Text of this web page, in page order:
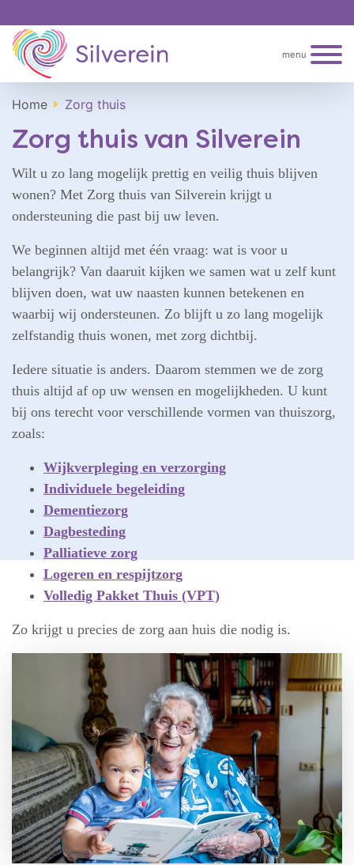
menu
Home Zorg thuis
Zorg thuis van Silverein
Wilt u zo lang mogelijk prettig en veilig thuis blijven
wonen? Met Zorg thuis van Silverein krijgt u
ondersteuning die past bij uw leven.
We beginnen altijd met één vraag: wat is voor u
belangrijk? Van daaruit kijken we samen wat u zelf kunt
blijven doen, wat uw naasten kunnen betekenen en
waarbij wij ondersteunen. Zo blijft u zo lang mogelijk
zelfstandig thuis wonen, met zorg dichtbij.
Iedere situatie is anders. Daarom stemmen we de zorg
thuis altijd af op uw wensen en mogelijkheden. U kunt
bij ons terecht voor verschillende vormen van thuiszorg,
zoals:
Wijkverpleging en verzorging
Individuele begeleiding
Dementiezorg
Dagbesteding
Palliatieve zorg
Logeren en respijtzorg
Volledig Pakket Thuis (VPT)
Zo krijgt u precies de zorg aan huis die nodig is.